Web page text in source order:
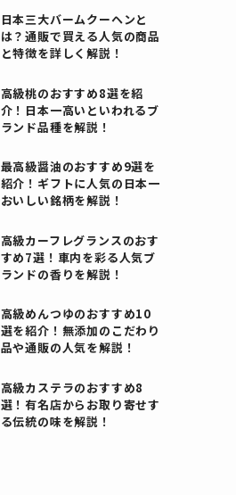
日本三大バームクーヘンと
は？通販で買える人気の商品
と特徴を詳しく解説！
高級桃のおすすめ8選を紹
介！日本一高いといわれるブ
ランド品種を解説！
最高級醤油のおすすめ9選を
紹介！ギフトに人気の日本一
おいしい銘柄を解説！
高級カーフレグランスのおす
すめ7選！車内を彩る人気ブ
ランドの香りを解説！
高級めんつゆのおすすめ10
選を紹介！無添加のこだわり
品や通販の人気を解説！
高級カステラのおすすめ8
選！有名店からお取り寄せす
る伝統の味を解説！